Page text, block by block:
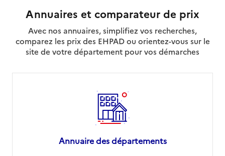
Annuaires et comparateur de prix
Avec nos annuaires, simplifiez vos recherches,
comparez les prix des EHPAD ou orientez-vous sur le
site de votre département pour vos démarches
Annuaire des départements